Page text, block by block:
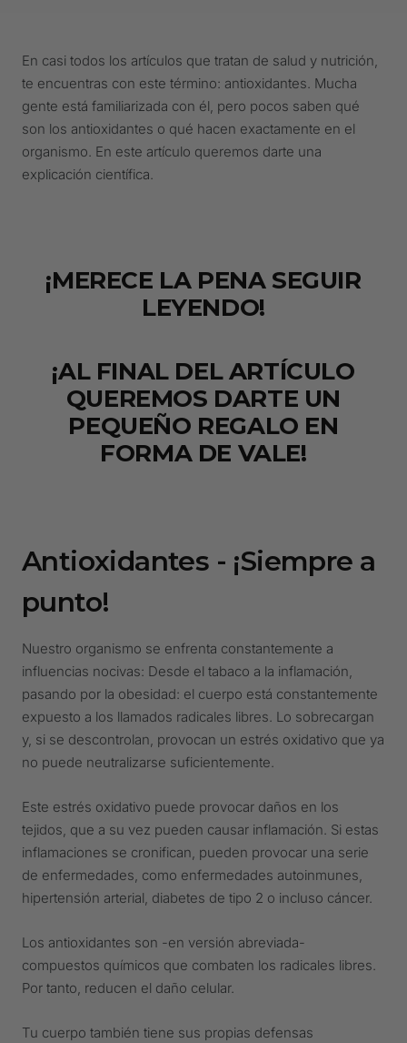
En casi todos los artículos que tratan de salud y nutrición,
te encuentras con este término: antioxidantes. Mucha
gente está familiarizada con él, pero pocos saben qué
son los antioxidantes o qué hacen exactamente en el
organismo. En este artículo queremos darte una
explicación científica.
¡MERECE LA PENA SEGUIR
LEYENDO!
¡AL FINAL DEL ARTÍCULO
QUEREMOS DARTE UN
PEQUEÑO REGALO EN
FORMA DE VALE!
Antioxidantes - ¡Siempre a
punto!
Nuestro organismo se enfrenta constantemente a
influencias nocivas: Desde el tabaco a la inflamación,
pasando por la obesidad: el cuerpo está constantemente
expuesto a los llamados radicales libres. Lo sobrecargan
y, si se descontrolan, provocan un estrés oxidativo que ya
no puede neutralizarse suficientemente.
Este estrés oxidativo puede provocar daños en los
tejidos, que a su vez pueden causar inflamación. Si estas
inflamaciones se cronifican, pueden provocar una serie
de enfermedades, como enfermedades autoinmunes,
hipertensión arterial, diabetes de tipo 2 o incluso cáncer.
Los antioxidantes son -en versión abreviada-
compuestos químicos que combaten los radicales libres.
Por tanto, reducen el daño celular.
Tu cuerpo también tiene sus propias defensas